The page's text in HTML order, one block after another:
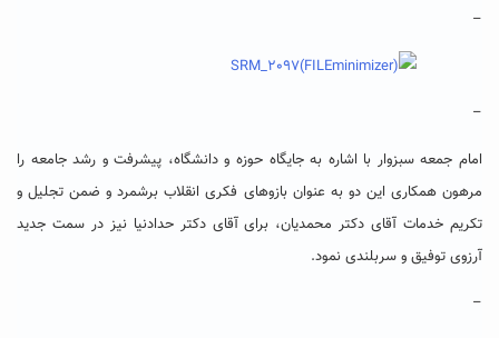
–
–
امام جمعه سبزوار با اشاره به جایگاه حوزه و دانشگاه، پیشرفت و رشد جامعه را
مرهون همکاری این دو به عنوان بازوهای فکری انقلاب برشمرد و ضمن تجلیل و
تکریم خدمات آقای دکتر محمدیان، برای آقای دکتر حدادنیا نیز در سمت جدید
آرزوی توفیق و سربلندی نمود.
–